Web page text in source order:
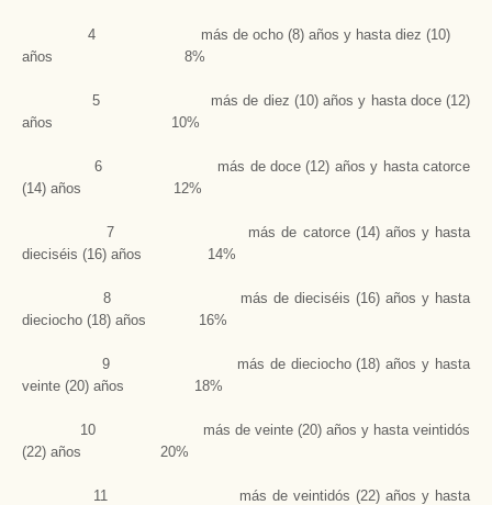
4 más de ocho (8) años y hasta diez (10)
años 8%
5 más de diez (10) años y hasta doce (12)
años 10%
6 más de doce (12) años y hasta catorce
(14) años 12%
7 más de catorce (14) años y hasta
dieciséis (16) años 14%
8 más de dieciséis (16) años y hasta
dieciocho (18) años 16%
9 más de dieciocho (18) años y hasta
veinte (20) años 18%
10 más de veinte (20) años y hasta veintidós
(22) años 20%
11 más de veintidós (22) años y hasta